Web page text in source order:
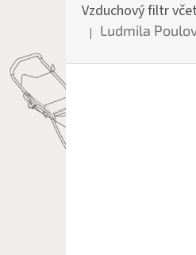
Vzduchový filtr
Hodnocení produktu je
| Ludmila